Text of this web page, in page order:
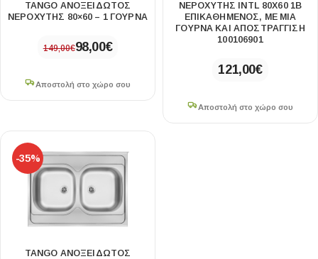
TANGO ΑΝΟΞΕΙΔΩΤΟΣ
ΝΕΡΟΧΥΤΗΣ 80×60 – 1 ΓΟΥΡΝΑ
149,00€98,00€
Αποστολή στο χώρο σου
ΝΕΡΟΧΎΤΗΣ INTL 80X60 1B
ΕΠΙΚΑΘΉΜΕΝΟΣ, ΜΕ ΜΊΑ
ΓΟΎΡΝΑ ΚΑΙ ΑΠΟΣΤΡΆΓΓΙΣΗ
100106901
121,00€
Αποστολή στο χώρο σου
-35%
TANGO ΑΝΟΞΕΙΔΩΤΟΣ